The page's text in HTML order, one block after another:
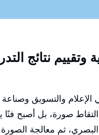
وتقييم نتائج
والتسويق وصناعة
صورة، بل أصبح فنًا
ثم معالجة الصورة